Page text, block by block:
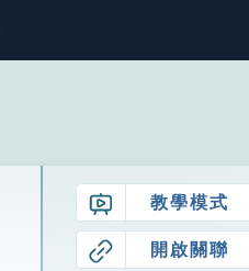
教學模式
開啟關聯